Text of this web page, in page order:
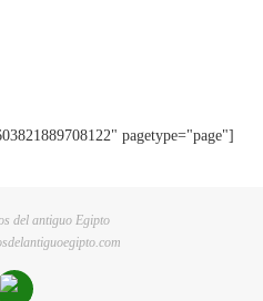
pagetype="page"]
del antiguo Egipto